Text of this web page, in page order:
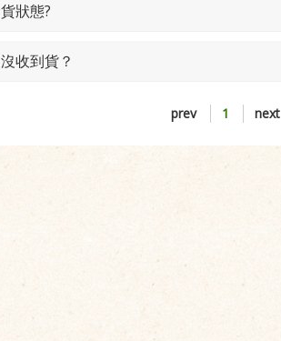
狀態?
收到貨？
prev 1 next